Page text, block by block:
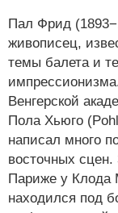
Пал Фрид
живописец,
темы балета и
Венгерской
Пола Хьюго
написал много
восточных
Париже у
находился под